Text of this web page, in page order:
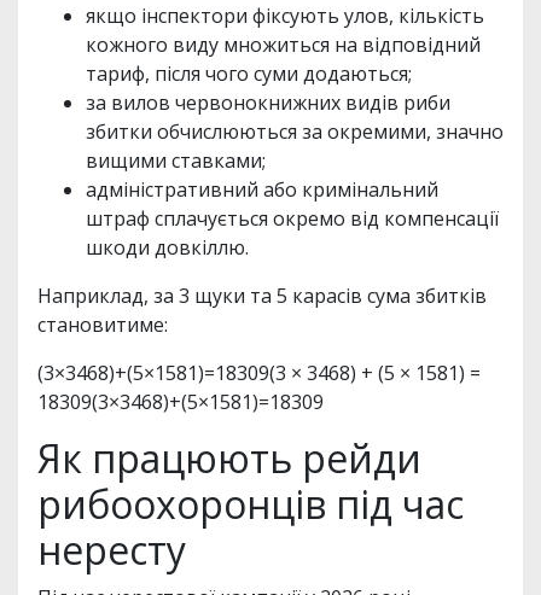
якщо інспектори фіксують улов, кількість
кожного виду множиться на відповідний
тариф, після чого суми додаються;
за вилов червонокнижних видів риби
збитки обчислюються за окремими, значно
вищими ставками;
адміністративний або кримінальний
штраф сплачується окремо від компенсації
шкоди довкіллю.
Наприклад, за 3 щуки та 5 карасів сума збитків
становитиме:
(3×3468)+(5×1581)=18309(3 × 3468) + (5 × 1581) =
18309(3×3468)+(5×1581)=18309
Як працюють рейди
рибоохоронців під час
нересту